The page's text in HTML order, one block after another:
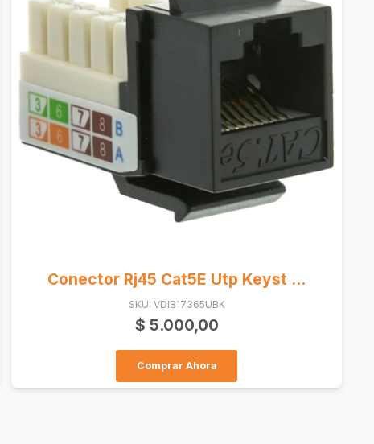
Fibra Optica Cable 12 Cores Sm...
SKU: GLC-ARMSM-12
$800,00
Comprar Ahora